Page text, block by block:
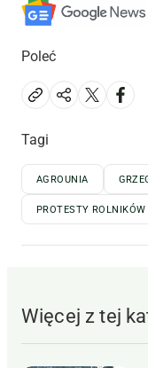
Poleć
Tagi
AGROUNIA
PROTESTY
Więcej z tej